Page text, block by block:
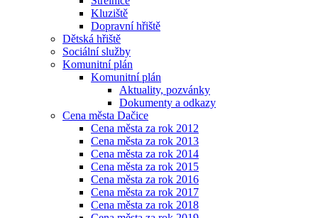
Kluziště
Dopravní hřiště
Dětská hřiště
Sociální služby
Komunitní plán
Komunitní plán
Aktuality, pozvánky
Dokumenty a odkazy
Cena města Dačice
Cena města za rok 2012
Cena města za rok 2013
Cena města za rok 2014
Cena města za rok 2015
Cena města za rok 2016
Cena města za rok 2017
Cena města za rok 2018